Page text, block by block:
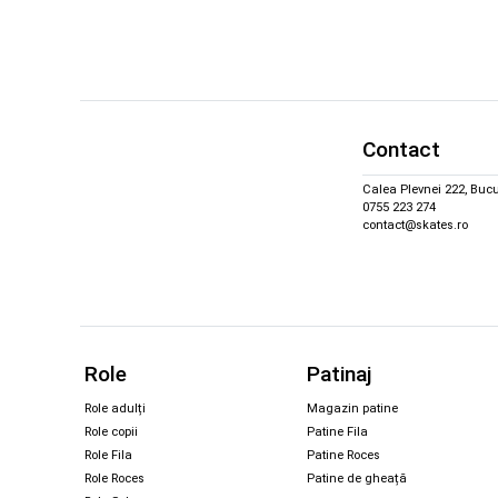
Contact
Calea Plevnei 222,
0755 223 274
contact@skates.ro
Role
Role adulți
Role copii
Role Fila
Role Roces
Patinaj
Magazin patine
Patine Fila
Patine Roces
Patine de gheață